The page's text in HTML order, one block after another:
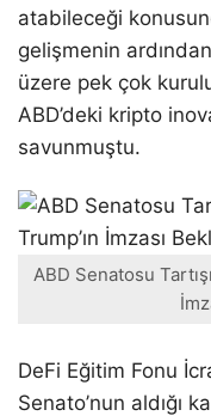
atabileceği
gelişmenin
üzere pek çok
ABD’deki kripto
savunmuştu.
ABD Senatosu
DeFi Eğitim Fonu
Senato’nun aldığı